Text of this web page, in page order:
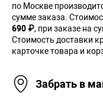
по Москве
сумме заказа.
690 ₽, при заказе на
Стоимость доставки
карточке товара и
Забрать в